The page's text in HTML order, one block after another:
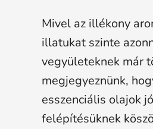
Mivel az illékony
illatukat szinte
vegyületeknek már
megjegyeznünk,
esszenciális olajok
felépítésüknek